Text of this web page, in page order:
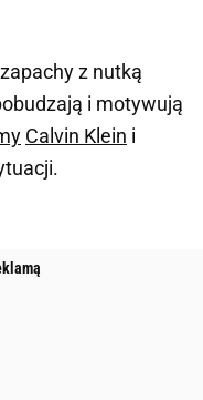
z nutką
i motywują
Calvin Klein i